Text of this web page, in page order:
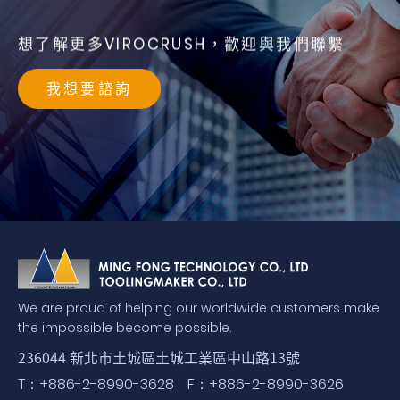
想了解更多VIROCRUSH，歡迎與我們聯繫
我想要諮詢
We are proud of helping our worldwide customers make
the impossible become possible.
236044 新北市土城區土城工業區中山路13號
T： +886-2-8990-3628 F： +886-2-8990-3626